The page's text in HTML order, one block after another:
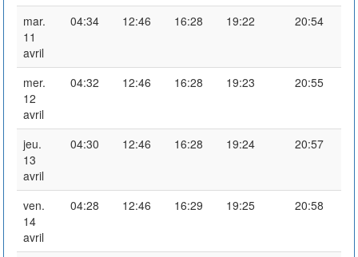
mar.
11
avril
04:34 12:46 16:28 19:22 20:54
mer.
12
avril
04:32 12:46 16:28 19:23 20:55
jeu.
13
avril
04:30 12:46 16:28 19:24 20:57
ven.
14
avril
04:28 12:46 16:29 19:25 20:58